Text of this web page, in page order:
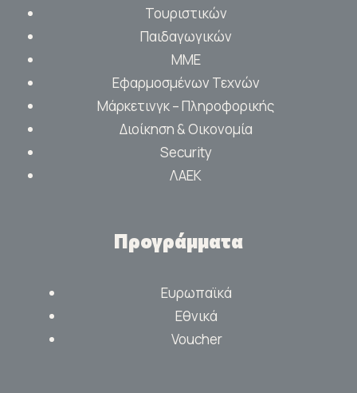
Τουριστικών
Παιδαγωγικών
ΜΜΕ
Εφαρμοσμένων Τεχνών
Μάρκετινγκ – Πληροφορικής
Διοίκηση & Οικονομία
Security
ΛΑΕΚ
Προγράμματα
Ευρωπαϊκά
Εθνικά
Voucher